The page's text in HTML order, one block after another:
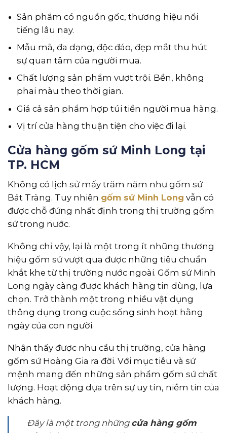
Sản phẩm có nguồn gốc, thương hiệu nổi
tiếng lâu nay.
Mẫu mã, đa dạng, độc đáo, đẹp mắt thu hút
sự quan tâm của người mua.
Chất lượng sản phẩm vượt trội. Bền, không
phai màu theo thời gian.
Giá cả sản phẩm hợp túi tiền người mua hàng.
Vị trí cửa hàng thuận tiện cho việc đi lại.
Cửa hàng gốm sứ Minh Long tại
TP. HCM
Không có lịch sử mấy trăm năm như gốm sứ
Bát Tràng. Tuy nhiên gốm sứ Minh Long vẫn có
được chỗ đứng nhất định trong thị trường gốm
sứ trong nước.
Không chỉ vậy, lại là một trong ít những thương
hiệu gốm sứ vượt qua được những tiêu chuẩn
khắt khe từ thị trường nước ngoài. Gốm sứ Minh
Long ngày càng được khách hàng tin dùng, lựa
chọn. Trở thành một trong nhiều vật dụng
thông dụng trong cuộc sống sinh hoạt hằng
ngày của con người.
Nhận thấy được nhu cầu thị trường, cửa hàng
gốm sứ Hoàng Gia ra đời. Với mục tiêu và sứ
mệnh mang đến những sản phẩm gốm sứ chất
lượng. Hoạt động dựa trên sự uy tín, niềm tin của
khách hàng.
Đây là một trong những cửa hàng gốm